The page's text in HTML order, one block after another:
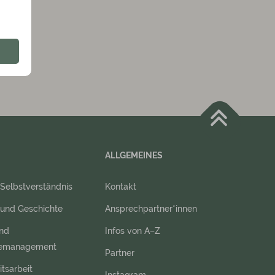
Geschichte
ALLGEMEINES
Kontakt
Ansprechpartner*innen
Infos von A–Z
Partner